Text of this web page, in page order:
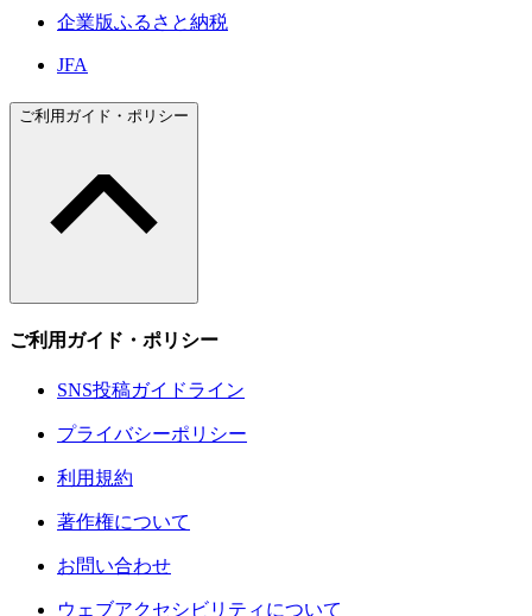
企業版ふるさと納税
JFA
ご利用ガイド・ポリシー
ご利用ガイド・ポリシー
SNS投稿ガイドライン
プライバシーポリシー
利用規約
著作権について
お問い合わせ
ウェブアクセシビリティについて